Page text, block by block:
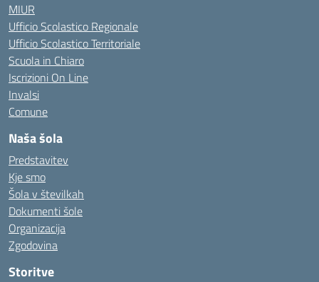
MIUR
Ufficio Scolastico Regionale
Ufficio Scolastico Territoriale
Scuola in Chiaro
Iscrizioni On Line
Invalsi
Comune
Naša šola
Predstavitev
Kje smo
Šola v številkah
Dokumenti šole
Organizacija
Zgodovina
Storitve